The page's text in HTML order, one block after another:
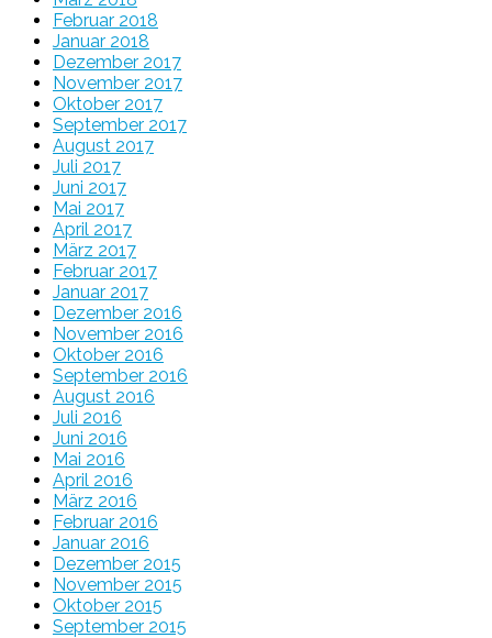
Februar 2018
Januar 2018
Dezember 2017
November 2017
Oktober 2017
September 2017
August 2017
Juli 2017
Juni 2017
Mai 2017
April 2017
März 2017
Februar 2017
Januar 2017
Dezember 2016
November 2016
Oktober 2016
September 2016
August 2016
Juli 2016
Juni 2016
Mai 2016
April 2016
März 2016
Februar 2016
Januar 2016
Dezember 2015
November 2015
Oktober 2015
September 2015